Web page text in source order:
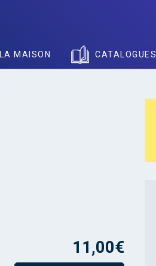
LA MAISON CATALOGUES
11,00€